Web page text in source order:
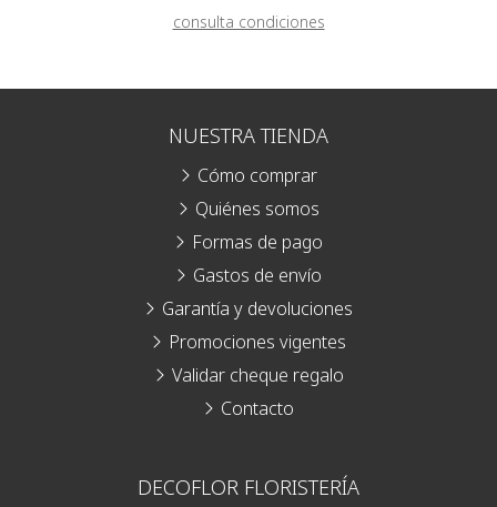
consulta condiciones
DECOFLOR FLORISTERÍA
NUESTRA TIENDA
Cómo comprar
Quiénes somos
Formas de pago
Gastos de envío
Garantía y devoluciones
Promociones vigentes
Validar cheque regalo
Contacto